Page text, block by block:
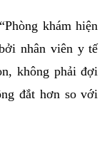
“Phòng khám hiện
nhân viên y tế
không phải đợi
đắt hơn so với